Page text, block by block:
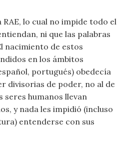
RAE, lo cual no impide todo el
ni que las palabras
nacimiento de estos
en los ámbitos
portugués) obedecía
divisorias de poder, no al de
seres humanos llevan
y nada les impidió (incluso
entenderse con sus